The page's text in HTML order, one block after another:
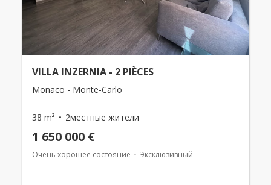
VILLA INZERNIA - 2 PIÈCES
Monaco - Monte-Carlo
38 m² 2местные жители
1 650 000 €
Очень хорошее состояние Эксклюзивный